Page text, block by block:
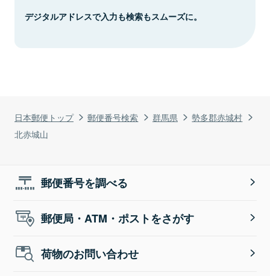
日本郵便トップ 郵便番号検索 群馬県
勢多郡赤城村
北赤城山
デジタルアドレスで入力も検索もスムーズに。
郵便番号を調べる
郵便局・ATM・ポストをさがす
荷物のお問い合わせ